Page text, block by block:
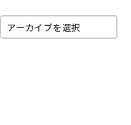
選ばれる理由
アーカイブを選択